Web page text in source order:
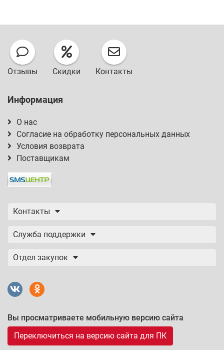
Отзывы Скидки Контакты
Информация
О нас
Согласие на обработку персональных данных
Условия возврата
Поставщикам
Контакты
Служба поддержки
Отдел закупок
Вы просматриваете мобильную версию сайта
Переключиться на версию сайта для ПК